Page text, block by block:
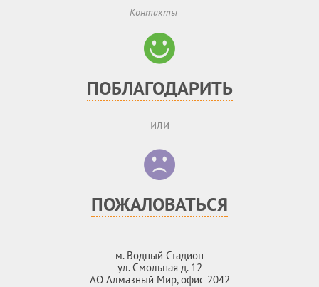
Контакты
ПОБЛАГОДАРИТЬ
или
ПОЖАЛОВАТЬСЯ
м. Водный Стадион
ул. Смольная д. 12
АО Алмазный Мир, офис 2042